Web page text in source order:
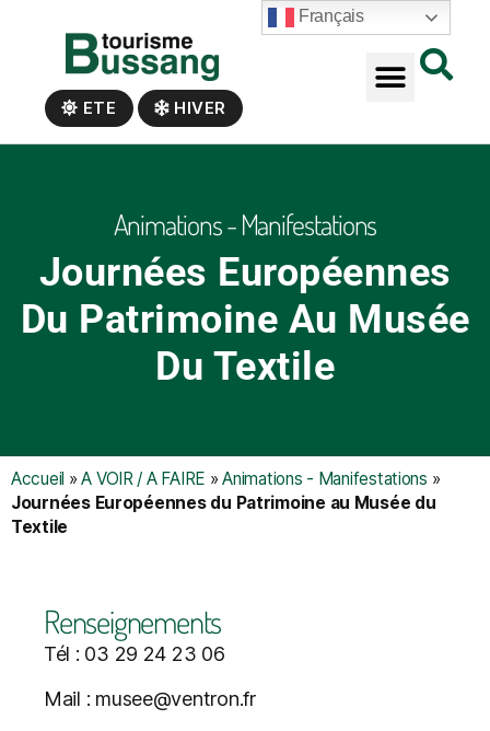
ETE HIVER
Animations - Manifestations
Journées Européennes
Du Patrimoine Au Musée
Du Textile
Accueil »A VOIR / A FAIRE »Animations - Manifestations »
Journées Européennes du Patrimoine au Musée du
Textile
Renseignements
Tél : 03 29 24 23 06
Mail : musee@ventron.fr
Français
Panneau de gestion des cookies